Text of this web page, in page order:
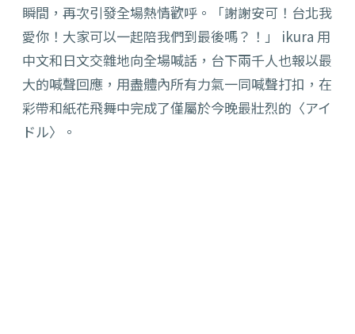
瞬間，再次引發全場熱情歡呼。「謝謝安可！台北我
愛你！大家可以一起陪我們到最後嗎？！」 ikura 用
中文和日文交雜地向全場喊話，台下兩千人也報以最
大的喊聲回應，用盡體內所有力氣一同喊聲打扣，在
彩帶和紙花飛舞中完成了僅屬於今晚最壯烈的〈アイ
ドル〉。